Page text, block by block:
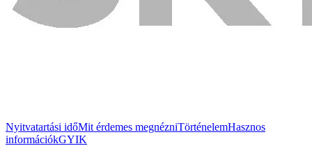
Nyitvatartási időMit érdemes megnézniTörténelemHasznos
információkGYIK